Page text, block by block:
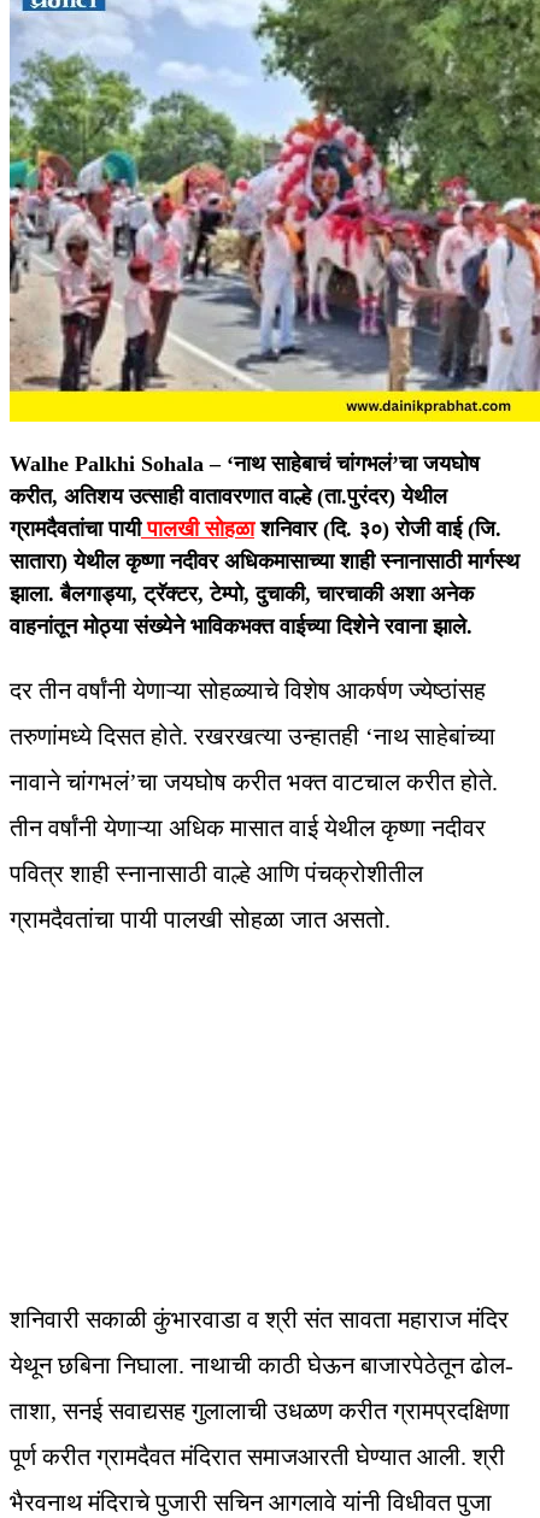
Walhe Palkhi Sohala –‘नाथ साहेबाचं चांगभलं’चा जयघोष
करीत, अतिशय उत्साही वातावरणात वाल्हे (ता.पुरंदर) येथील
ग्रामदैवतांचा पायीपालखी सोहळाशनिवार (दि. ३०) रोजी वाई (जि.
सातारा) येथील कृष्णा नदीवर अधिकमासाच्या शाही स्नानासाठी मार्गस्थ
झाला. बैलगाड्या, ट्रॅक्टर, टेम्पो, दुचाकी, चारचाकी अशा अनेक
वाहनांतून मोठ्या संख्येने भाविकभक्त वाईच्या दिशेने रवाना झाले.
दर तीन वर्षांनी येणाऱ्या सोहळ्याचे विशेष आकर्षण ज्येष्ठांसह
तरुणांमध्ये दिसत होते. रखरखत्या उन्हातही ‘नाथ साहेबांच्या
नावाने चांगभलं’चा जयघोष करीत भक्त वाटचाल करीत होते.
तीन वर्षांनी येणाऱ्या अधिक मासात वाई येथील कृष्णा नदीवर
पवित्र शाही स्नानासाठी वाल्हे आणि पंचक्रोशीतील
ग्रामदैवतांचा पायी पालखी सोहळा जात असतो.
शनिवारी सकाळी कुंभारवाडा व श्री संत सावता महाराज मंदिर
येथून छबिना निघाला. नाथाची काठी घेऊन बाजारपेठेतून ढोल-
ताशा, सनई सवाद्यसह गुलालाची उधळण करीत ग्रामप्रदक्षिणा
पूर्ण करीत ग्रामदैवत मंदिरात समाजआरती घेण्यात आली. श्री
भैरवनाथ मंदिराचे पुजारी सचिन आगलावे यांनी विधीवत पुजा